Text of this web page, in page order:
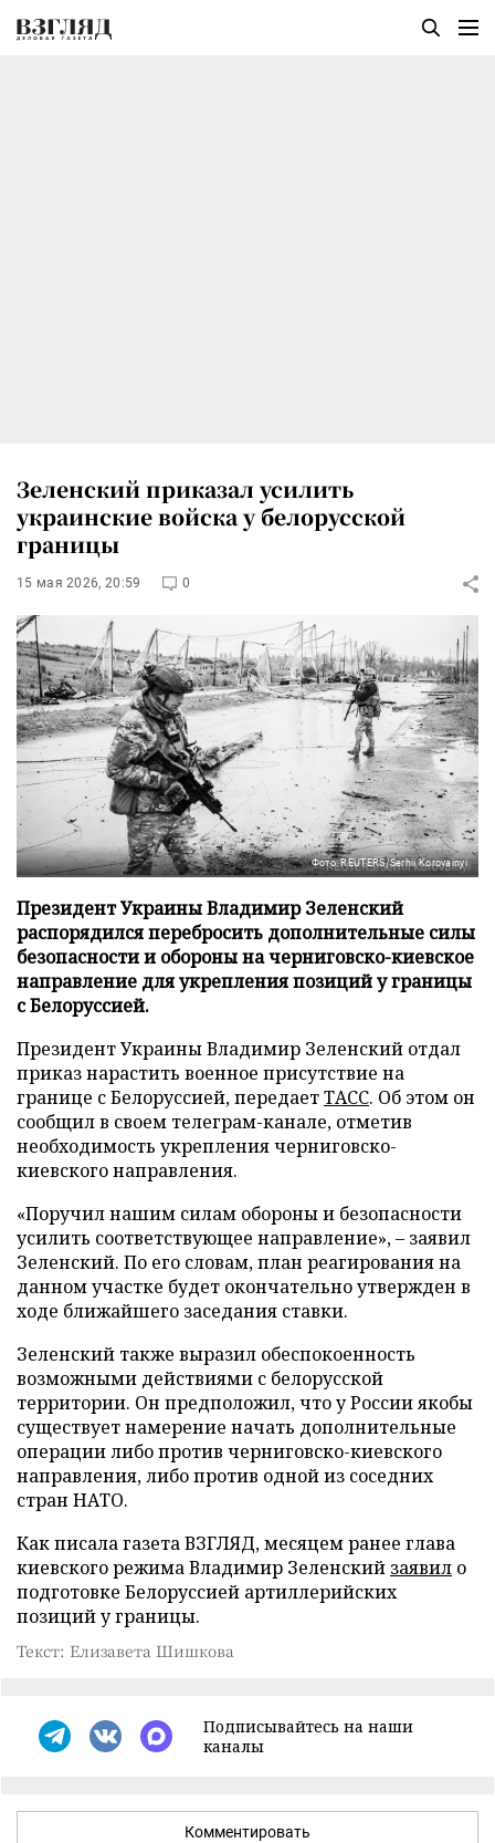
Зеленский приказал усилить
украинские войска у белорусской
границы
15 мая 2026, 20:59 0
Фото: REUTERS/Serhii Korovainyi
Президент Украины Владимир Зеленский
распорядился перебросить дополнительные силы
безопасности и обороны на черниговско-киевское
направление для укрепления позиций у границы
с Белоруссией.
Президент Украины Владимир Зеленский отдал
приказ нарастить военное присутствие на
границе с Белоруссией, передаетТАСС. Об этом он
сообщил в своем телеграм-канале, отметив
необходимость укрепления черниговско-
киевского направления.
«Поручил нашим силам обороны и безопасности
усилить соответствующее направление», – заявил
Зеленский. По его словам, план реагирования на
данном участке будет окончательно утвержден в
ходе ближайшего заседания ставки.
Зеленский также выразил обеспокоенность
возможными действиями с белорусской
территории. Он предположил, что у России якобы
существует намерение начать дополнительные
операции либо против черниговско-киевского
направления, либо против одной из соседних
стран НАТО.
Как писала газета ВЗГЛЯД, месяцем ранее глава
киевского режима Владимир Зеленский заявил о
подготовке Белоруссией артиллерийских
позиций у границы.
Текст: Елизавета Шишкова
Подписывайтесь на наши
каналы
Комментировать